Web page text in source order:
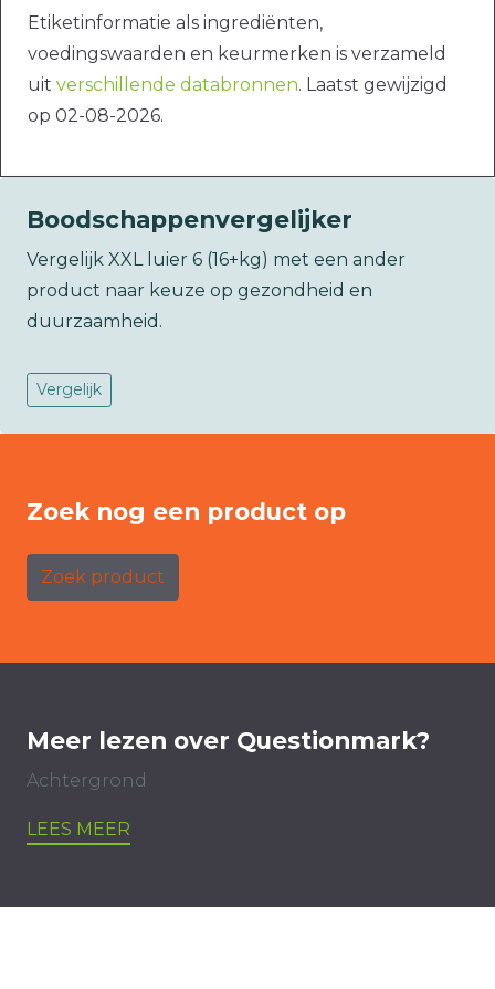
Etiketinformatie als ingrediënten,
voedingswaarden en keurmerken is verzameld
uit verschillende databronnen. Laatst gewijzigd
op 02-08-2026.
Boodschappenvergelijker
Vergelijk XXL luier 6 (16+kg) met een ander
product naar keuze op gezondheid en
duurzaamheid.
Vergelijk
Zoek nog een product op
Zoek product
Meer lezen over Questionmark?
Achtergrond
LEES MEER